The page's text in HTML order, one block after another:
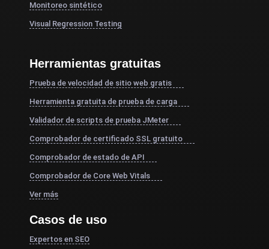
Monitoreo sintético
Visual Regression Testing
Herramientas gratuitas
Prueba de velocidad de sitio web gratis
Herramienta gratuita de prueba de carga
Validador de scripts de prueba JMeter
Comprobador de certificado SSL gratuito
Comprobador de estado de API
Comprobador de Core Web Vitals
Ver más
Casos de uso
Expertos en SEO